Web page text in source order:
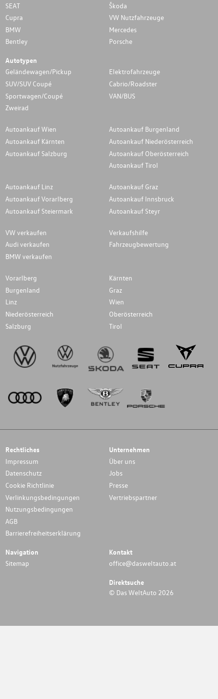
SEAT
Škoda
Cupra
VW Nutzfahrzeuge
BMW
Mercedes
Bentley
Porsche
Autotypen
Geländewagen/Pickup
Elektrofahrzeuge
SUV/SUV Coupé
Cabrio/Roadster
Sportwagen/Coupé
VAN/BUS
Zweirad
Autoankauf Wien
Autoankauf Kärnten
Autoankauf Salzburg
Autoankauf Burgenland
Autoankauf Niederösterreich
Autoankauf Oberösterreich
Autoankauf Tirol
Autoankauf Linz
Autoankauf Vorarlberg
Autoankauf Steiermark
Autoankauf Graz
Autoankauf Innsbruck
Autoankauf Steyr
VW verkaufen
Audi verkaufen
BMW verkaufen
Verkaufshilfe
Fahrzeugbewertung
Vorarlberg
Kärnten
Burgenland
Graz
Linz
Wien
Niederösterreich
Oberösterreich
Salzburg
Tirol
Rechtliches
Impressum
Datenschutz
Cookie Richtlinie
Verlinkungsbedingungen
Nutzungsbedingungen
AGB
Barrierefreiheitserklärung
Unternehmen
Über uns
Jobs
Presse
Vertriebspartner
Navigation
Sitemap
Kontakt
office@dasweltauto.at
Direktsuche
© Das WeltAuto 2026